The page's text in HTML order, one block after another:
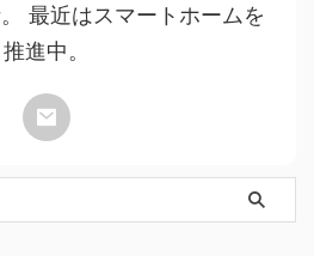
最近はスマートホームを
推進中。